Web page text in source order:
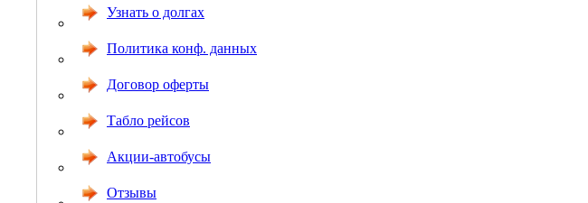
Узнать о долгах
Политика конф. данных
Договор оферты
Табло рейсов
Акции-автобусы
Отзывы